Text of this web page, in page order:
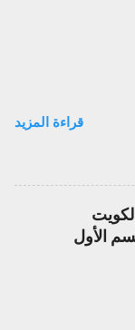
قراءة المزيد
2025 - 2026 القسم الأول